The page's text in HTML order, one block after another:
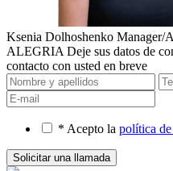
Ksenia Dolhoshenko Manager/
ALEGRIA Deje sus datos de
contacto con usted en breve
* Acepto la política